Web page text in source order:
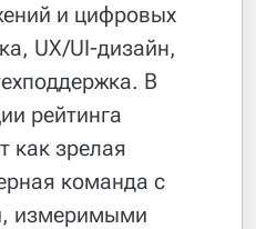
и цифровых
UX/UI-дизайн,
В
рейтинга
как зрелая
команда с
измеримыми